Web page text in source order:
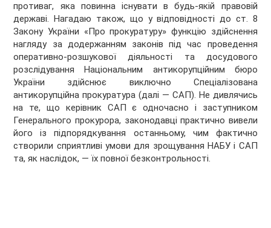
противаг, яка повинна існувати в будь-якій правовій
державі. Нагадаю також, що у відповідності до ст. 8
Закону України «Про прокуратуру» функцію здійснення
нагляду за додержанням законів під час проведення
оперативно-розшукової діяльності та досудового
розслідування Національним антикорупційним бюро
України здійснює виключно Спеціалізована
антикорупційна прокуратура (далі — САП). Не дивлячись
на те, що керівник САП є одночасно і заступником
Генерального прокурора, законодавці практично вивели
його із підпорядкування останньому, чим фактично
створили сприятливі умови для зрощування НАБУ і САП
та, як наслідок, — їх повної безконтрольності.